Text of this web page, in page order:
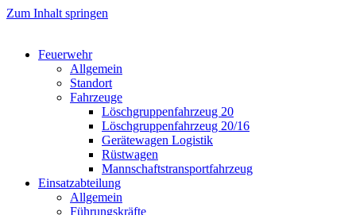
Zum Inhalt springen
Feuerwehr
Allgemein
Standort
Fahrzeuge
Löschgruppen­fahrzeug 20
Lösch­gruppen­fahrzeug 20/16
Geräte­wagen Logistik
Rüst­wagen
Mannschafts­transportfahrzeug
Einsatz­abteilung
Allgemein
Führungs­kräfte